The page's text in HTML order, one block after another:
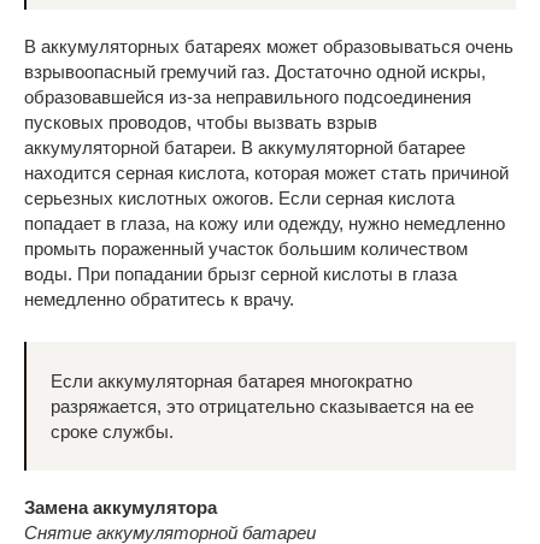
В аккумуляторных батареях может образовываться очень
взрывоопасный гремучий газ. Достаточно одной искры,
образовавшейся из-за неправильного подсоединения
пусковых проводов, чтобы вызвать взрыв
аккумуляторной батареи. В аккумуляторной батарее
находится серная кислота, которая может стать причиной
серьезных кислотных ожогов. Если серная кислота
попадает в глаза, на кожу или одежду, нужно немедленно
промыть пораженный участок большим количеством
воды. При попадании брызг серной кислоты в глаза
немедленно обратитесь к врачу.
Если аккумуляторная батарея многократно
разряжается, это отрицательно сказывается на ее
сроке службы.
Замена аккумулятора
Снятие аккумуляторной батареи